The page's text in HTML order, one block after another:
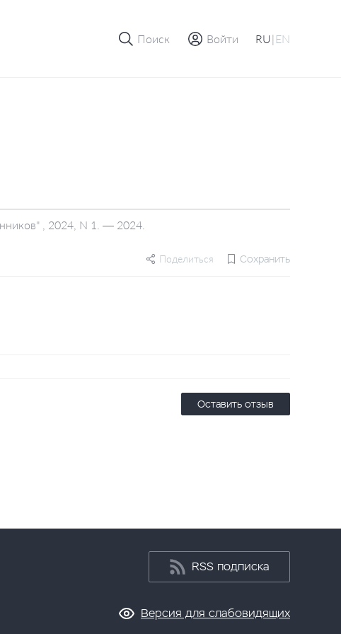
Поиск Войти RU| EN
, 2024, N 1. — 2024.
Поделиться Сохранить
Оставить отзыв
RSS подписка
Версия для слабовидящих